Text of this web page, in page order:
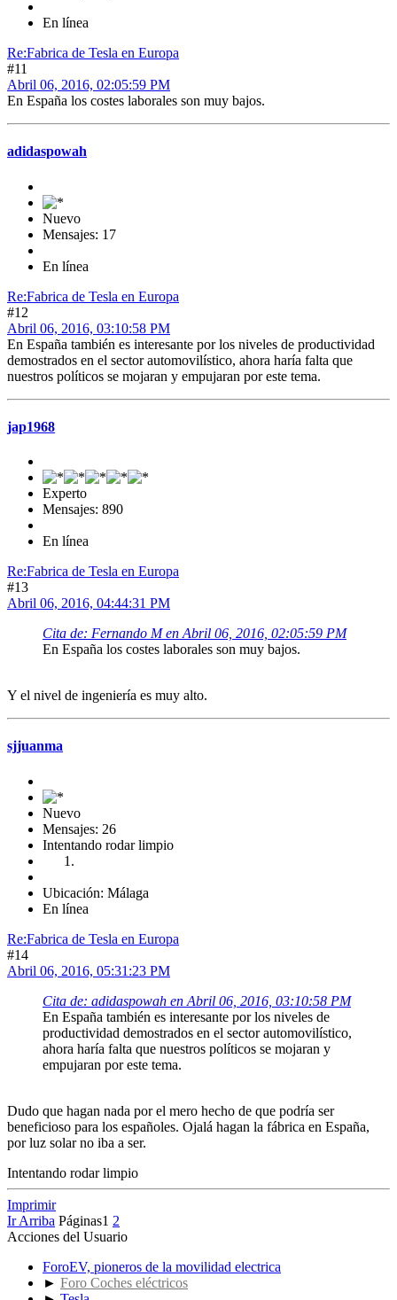
En línea
Re:Fabrica de Tesla en Europa
#11
Abril 06, 2016, 02:05:59 PM
En España los costes laborales son muy bajos.
adidaspowah
Nuevo
Mensajes: 17
En línea
Re:Fabrica de Tesla en Europa
#12
Abril 06, 2016, 03:10:58 PM
En España también es interesante por los niveles de productividad
demostrados en el sector automovilístico, ahora haría falta que
nuestros políticos se mojaran y empujaran por este tema.
jap1968
Experto
Mensajes: 890
En línea
Re:Fabrica de Tesla en Europa
#13
Abril 06, 2016, 04:44:31 PM
Cita de: Fernando M en Abril 06, 2016, 02:05:59 PM
En España los costes laborales son muy bajos.
Y el nivel de ingeniería es muy alto.
sjjuanma
Nuevo
Mensajes: 26
Intentando rodar limpio
Ubicación: Málaga
En línea
Re:Fabrica de Tesla en Europa
#14
Abril 06, 2016, 05:31:23 PM
Cita de: adidaspowah en Abril 06, 2016, 03:10:58 PM
En España también es interesante por los niveles de
productividad demostrados en el sector automovilístico,
ahora haría falta que nuestros políticos se mojaran y
empujaran por este tema.
Dudo que hagan nada por el mero hecho de que podría ser
beneficioso para los españoles. Ojalá hagan la fábrica en España,
por luz solar no iba a ser.
Intentando rodar limpio
Imprimir
Ir Arriba Páginas1 2
Acciones del Usuario
ForoEV, pioneros de la movilidad electrica
► Foro Coches eléctricos